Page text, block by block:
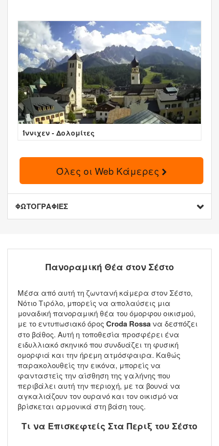
Ίννιχεν - Δολομίτες
Όλες οι Web Κάμερες
ΦΩΤΟΓΡΑΦΙΕΣ
Πανοραμική Θέα στον Σέστο
Μέσα από αυτή τη ζωντανή κάμερα στον Σέστο,
Νότιο Τιρόλο, μπορείς να απολαύσεις μια
μοναδική πανοραμική θέα του όμορφου οικισμού,
με το εντυπωσιακό όρος Croda Rossaνα δεσπόζει
στο βάθος. Αυτή η τοποθεσία προσφέρει ένα
ειδυλλιακό σκηνικό που συνδυάζει τη φυσική
ομορφιά και την ήρεμη ατμόσφαιρα. Καθώς
παρακολουθείς την εικόνα, μπορείς να
φανταστείς την αίσθηση της γαλήνης που
περιβάλει αυτή την περιοχή, με τα βουνά να
αγκαλιάζουν τον ουρανό και τον οικισμό να
βρίσκεται αρμονικά στη βάση τους.
Τι να Επισκεφτείς Στα Περιξ του Σέστο